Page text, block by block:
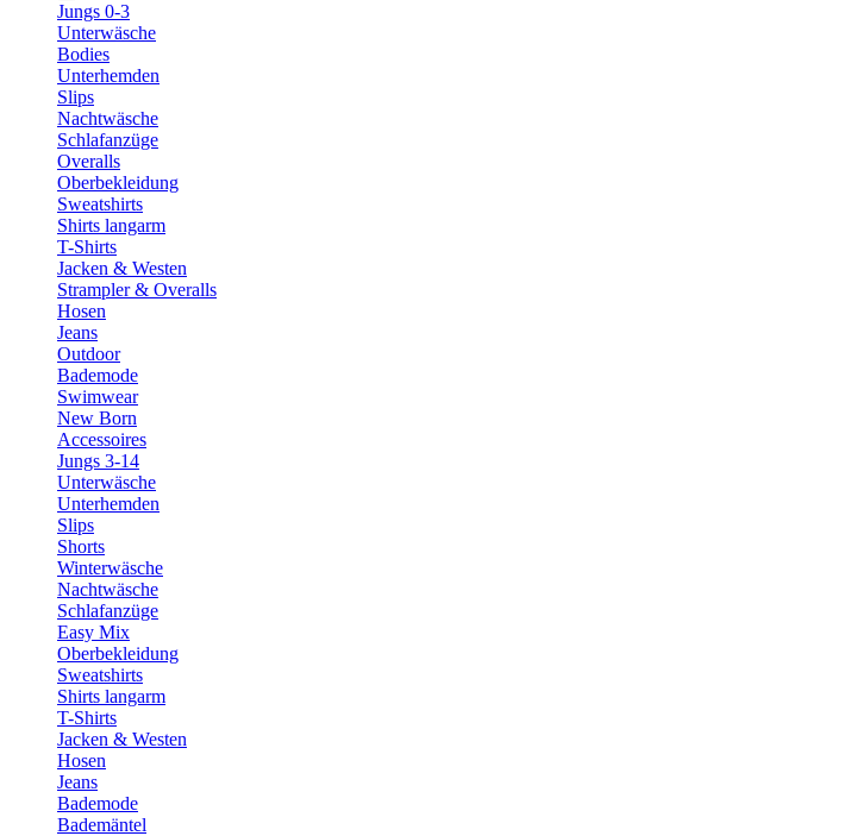
Jungs 0-3
Unterwäsche
Bodies
Unterhemden
Slips
Nachtwäsche
Schlafanzüge
Overalls
Oberbekleidung
Sweatshirts
Shirts langarm
T-Shirts
Jacken & Westen
Strampler & Overalls
Hosen
Jeans
Outdoor
Bademode
Swimwear
New Born
Accessoires
Jungs 3-14
Unterwäsche
Unterhemden
Slips
Shorts
Winterwäsche
Nachtwäsche
Schlafanzüge
Easy Mix
Oberbekleidung
Sweatshirts
Shirts langarm
T-Shirts
Jacken & Westen
Hosen
Jeans
Bademode
Bademäntel